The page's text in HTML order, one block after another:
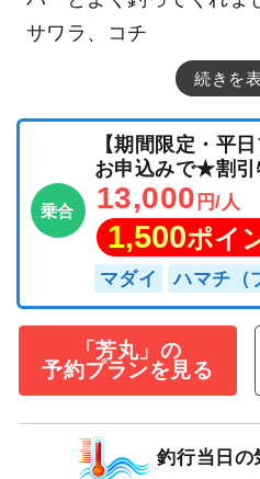
サワラ、コチ
続きを
乗合
【期間限定・平
お申込みで★割
13,000 円/人
1,500ポイ
マダイ ハマチ（
「芳丸」の
予約プランを見る
釣行当日の